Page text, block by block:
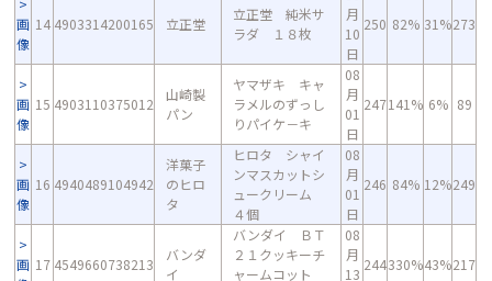
画
像
14 4903314200165 立正堂
立正堂 純米サ
ラダ １８枚
月
10
日
250 82% 31%273
画
像
15 4903110375012
山崎製
パン
ヤマザキ キャ
ラメルのずっし
りパイケ－キ
08
月
01
日
247141% 6% 89
画
像
16 4940489104942
洋菓子
のヒロ
タ
ヒロタ シャイ
ンマスカットシ
ュークリーム
４個
08
月
01
日
246 84% 12%249
画 17 4549660738213
バンダ
イ
バンダイ ＢＴ
２１クッキーチ
ャームコット
08
月
13
244330%43%217